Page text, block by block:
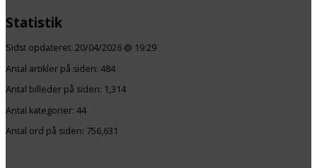
Statistik
Sidst opdateret: 20/04/2026 @ 19:29
Antal artikler på siden: 484
Antal billeder på siden: 1,314
Antal kategorier: 44
Antal ord på siden: 756,631